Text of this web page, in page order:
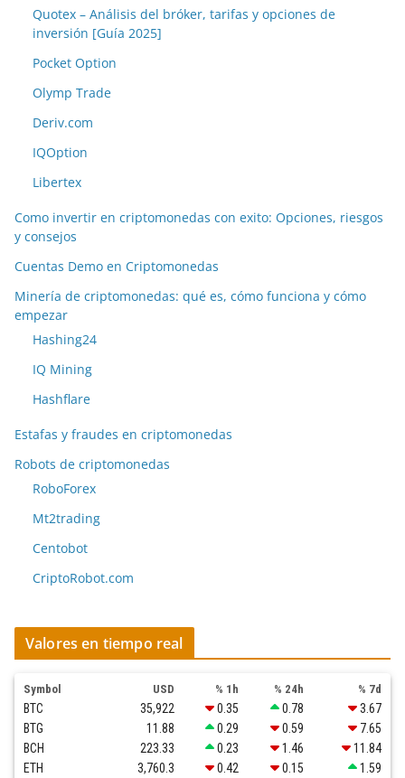
Quotex – Análisis del bróker, tarifas y opciones de
inversión [Guía 2025]
Pocket Option
Olymp Trade
Deriv.com
IQOption
Libertex
Como invertir en criptomonedas con exito: Opciones, riesgos
y consejos
Cuentas Demo en Criptomonedas
Minería de criptomonedas: qué es, cómo funciona y cómo
empezar
Hashing24
IQ Mining
Hashflare
Estafas y fraudes en criptomonedas
Robots de criptomonedas
RoboForex
Mt2trading
Centobot
CriptoRobot.com
Valores en tiempo real
Symbol USD % 1h % 24h % 7d
BTC 35,922 0.35 0.78
3.67
BTG
11.88 0.29 0.59
7.65
BCH
223.33 0.23 1.46
11.84
ETH
3,760.3 0.42 0.15
1.59